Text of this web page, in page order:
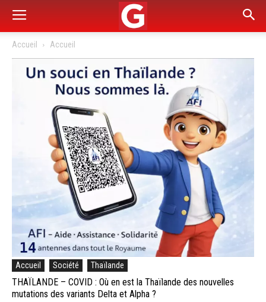
Accueil Accueil
Accueil Société Thaïlande
THAÏLANDE – COVID : Où en est la Thaïlande des nouvelles
mutations des variants Delta et Alpha ?